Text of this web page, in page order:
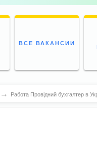
ВСЕ ВАКАНСИИ
→ Работа Провідний бухгалтер в